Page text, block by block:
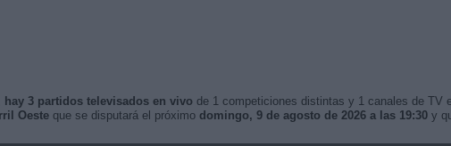
hay 3 partidos televisados en vivo de 1 competiciones distintas y 1 canales de TV
Oesteque se disputará el próximo domingo, 9 de agosto de 2026 a las 19:30y